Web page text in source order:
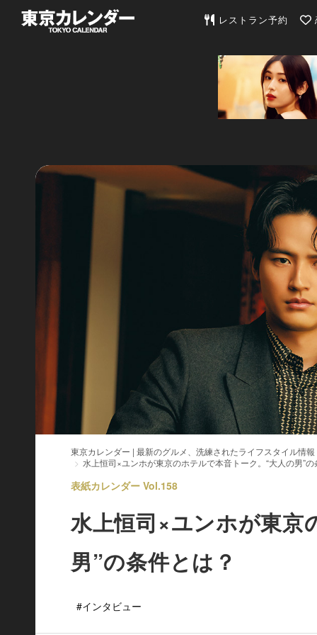
東京カレンダー | 最新
レストラン予約
東京カレンダー | 最新のグルメ、洗練されたライフスタイル情報
水上恒司×ユンホが東京のホテルで本音トーク。“大人の男”
表紙カレンダー Vol.158
水上恒司×ユンホが東京
男”の条件とは？
#インタビュー